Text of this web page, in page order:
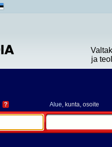
ja
? Alue, kunta, osoite